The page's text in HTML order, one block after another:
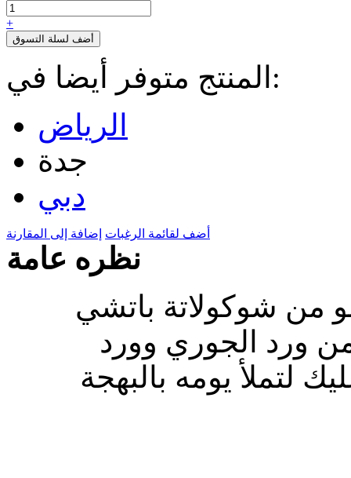
+
أضف لسلة التسوق
المنتج متوفر أيضا في:
الرياض
جدة
دبي
أضف لقائمة الرغبات إضافة إلى المقارنة
نظره عامة
بإتقان، تتضمن 2 كيلو من شوكولاتة باتشي
ورد الجوري وورد
لتملأ يومه بالبهجة